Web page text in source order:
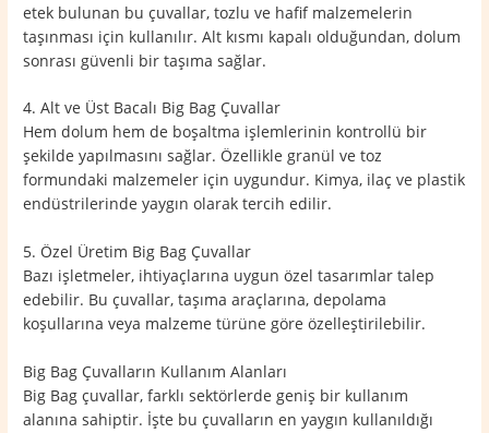
etek bulunan bu çuvallar, tozlu ve hafif malzemelerin
taşınması için kullanılır. Alt kısmı kapalı olduğundan, dolum
sonrası güvenli bir taşıma sağlar.
4. Alt ve Üst Bacalı Big Bag Çuvallar
Hem dolum hem de boşaltma işlemlerinin kontrollü bir
şekilde yapılmasını sağlar. Özellikle granül ve toz
formundaki malzemeler için uygundur. Kimya, ilaç ve plastik
endüstrilerinde yaygın olarak tercih edilir.
5. Özel Üretim Big Bag Çuvallar
Bazı işletmeler, ihtiyaçlarına uygun özel tasarımlar talep
edebilir. Bu çuvallar, taşıma araçlarına, depolama
koşullarına veya malzeme türüne göre özelleştirilebilir.
Big Bag Çuvalların Kullanım Alanları
Big Bag çuvallar, farklı sektörlerde geniş bir kullanım
alanına sahiptir. İşte bu çuvalların en yaygın kullanıldığı